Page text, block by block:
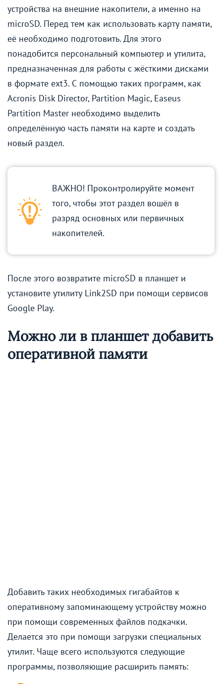
устройства на внешние накопители, а именно на
microSD. Перед тем как использовать карту памяти,
её необходимо подготовить. Для этого
понадобится персональный компьютер и утилита,
предназначенная для работы с жёсткими дисками
в формате ext3. С помощью таких программ, как
Acronis Disk Director, Partition Magic, Easeus
Partition Master необходимо выделить
определённую часть памяти на карте и создать
новый раздел.
ВАЖНО! Проконтролируйте момент
того, чтобы этот раздел вошёл в
разряд основных или первичных
накопителей.
После этого возвратите microSD в планшет и
установите утилиту Link2SD при помощи сервисов
Google Play.
Можно ли в планшет добавить
оперативной памяти
Добавить таких необходимых гигабайтов к
оперативному запоминающему устройству можно
при помощи современных файлов подкачки.
Делается это при помощи загрузки специальных
утилит. Чаще всего используются следующие
программы, позволяющие расширить память: